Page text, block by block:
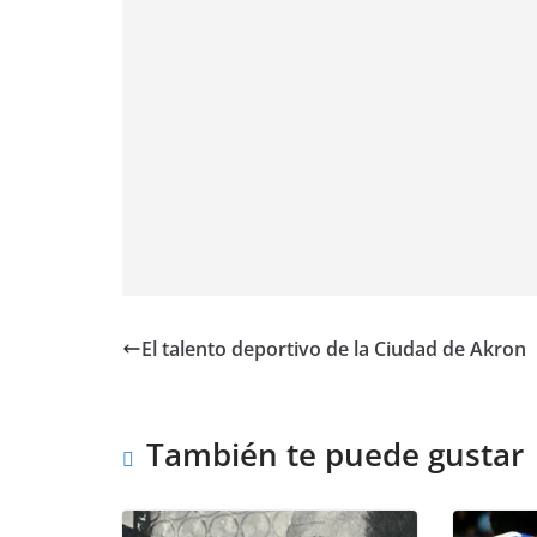
El talento deportivo de la Ciudad de Akron
También te puede gustar